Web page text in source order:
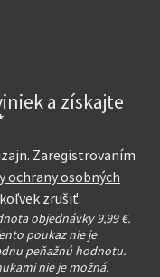
a získajte
Zaregistrovaním
ochrany osobných
zrušiť.
objednávky 9,99 €.
poukaz nie je
peňažnú hodnotu.
nie je možná.